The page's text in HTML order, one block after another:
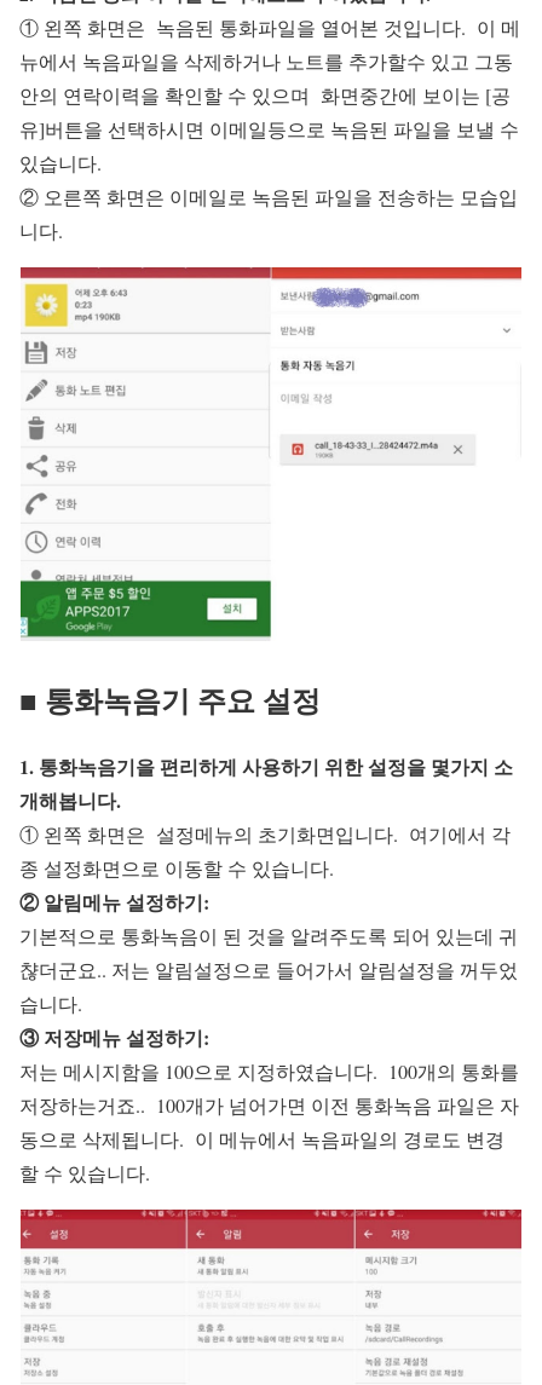
① 왼쪽 화면은 녹음된 통화파일을 열어본 것입니다. 이 메
뉴에서 녹음파일을 삭제하거나 노트를 추가할수 있고 그동
안의 연락이력을 확인할 수 있으며 화면중간에 보이는 [공
유]버튼을 선택하시면 이메일등으로 녹음된 파일을 보낼 수
있습니다.
② 오른쪽 화면은 이메일로 녹음된 파일을 전송하는 모습입
니다.
■ 통화녹음기 주요 설정
1. 통화녹음기을 편리하게 사용하기 위한 설정을 몇가지 소
개해봅니다.
① 왼쪽 화면은 설정메뉴의 초기화면입니다. 여기에서 각
종 설정화면으로 이동할 수 있습니다.
② 알림메뉴 설정하기:
기본적으로 통화녹음이 된 것을 알려주도록 되어 있는데 귀
챦더군요.. 저는 알림설정으로 들어가서 알림설정을 꺼두었
습니다.
③ 저장메뉴 설정하기:
저는 메시지함을 100으로 지정하였습니다. 100개의 통화를
저장하는거죠.. 100개가 넘어가면 이전 통화녹음 파일은 자
동으로 삭제됩니다. 이 메뉴에서 녹음파일의 경로도 변경
할 수 있습니다.